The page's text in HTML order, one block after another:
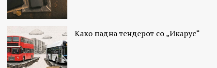
Како падна тендерот со „Икарус“